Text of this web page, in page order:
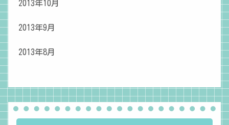
2013年10月
2013年9月
2013年8月